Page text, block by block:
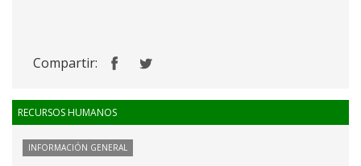
Compartir:
RECURSOS HUMANOS
INFORMACIÓN GENERAL